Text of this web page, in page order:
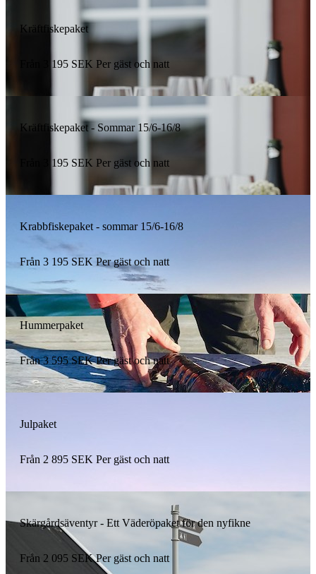
Kräftfiskepaket
3 195 SEK Per gäst och natt
Kräftfiskepaket - Sommar 15/6-16/8
3 195 SEK Per gäst och natt
Krabbfiskepaket - sommar 15/6-16/8
Från 3 195 SEK Per gäst och natt
Hummerpaket
Från 3 595 SEK Per gäst och natt
Julpaket
Från 2 895 SEK Per gäst och natt
Skärgårdsäventyr - Ett Väderöpaket för den nyfikne
Från 2 095 SEK Per gäst och natt